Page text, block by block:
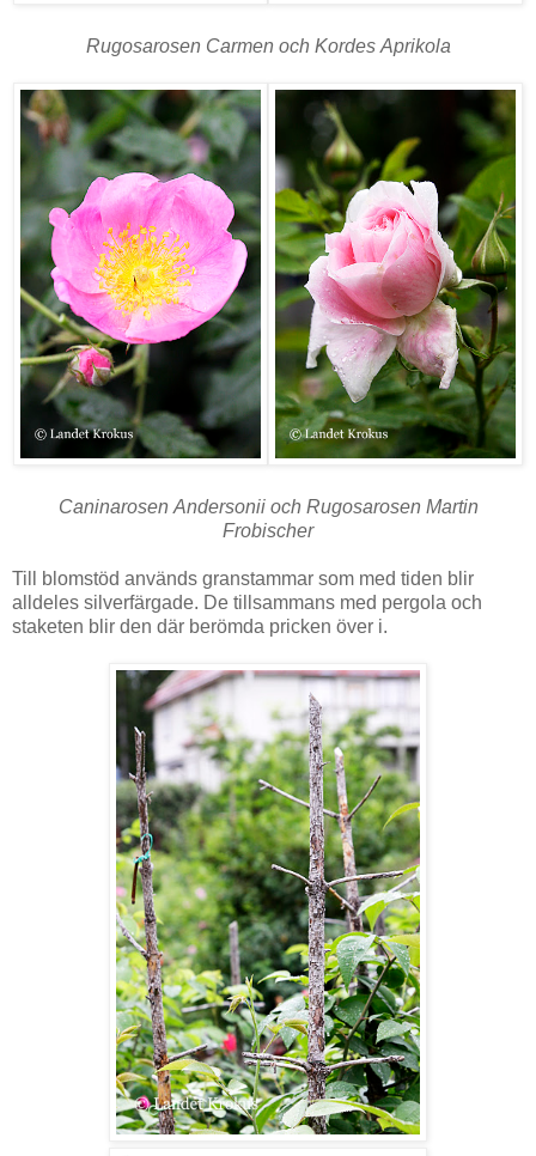
Rugosarosen Carmen och Kordes Aprikola
Caninarosen Andersonii och Rugosarosen Martin
Frobischer
Till blomstöd används granstammar som med tiden blir
alldeles silverfärgade. De tillsammans med pergola och
staketen blir den där berömda pricken över i.